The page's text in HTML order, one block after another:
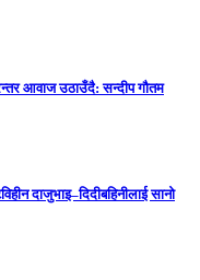
आवाज उठाउँदै: सन्दीप गौतम
दाजुभाइ–दिदीबहिनीलाई सानो